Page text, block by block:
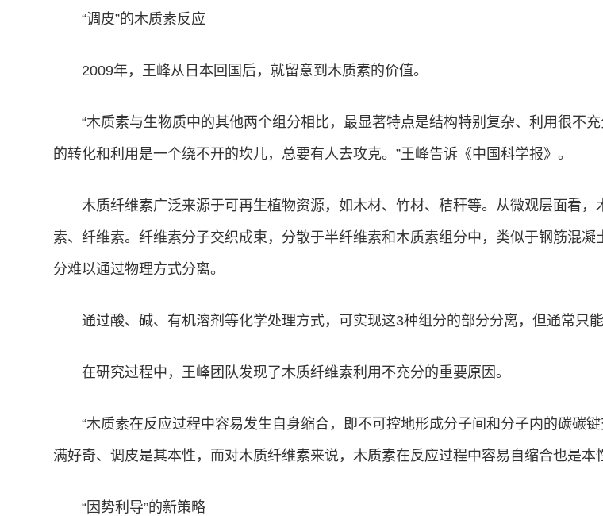
“调皮”的木质素反应
2009年，王峰从日本回国后，就留意到木质素的价值。
“木质素与生物质中的其他两个组分相比，最显著特点是结构特别复杂、利用很不
的转化和利用是一个绕不开的坎儿，总要有人去攻克。”王峰告诉《中国科学报》。
木质纤维素广泛来源于可再生植物资源，如木材、竹材、秸秆等。从微观层面看
素、纤维素。纤维素分子交织成束，分散于半纤维素和木质素组分中，类似于钢筋混
分难以通过物理方式分离。
通过酸、碱、有机溶剂等化学处理方式，可实现这3种组分的部分分离，但通常只
在研究过程中，王峰团队发现了木质纤维素利用不充分的重要原因。
“木质素在反应过程中容易发生自身缩合，即不可控地形成分子间和分子内的碳碳
满好奇、调皮是其本性，而对木质纤维素来说，木质素在反应过程中容易自缩合也是本
“因势利导”的新策略